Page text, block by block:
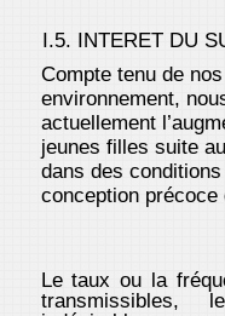
I.5. INTERET DU
Compte tenu de
environnement,
actuellement
jeunes filles suite
dans des
conception
Le taux ou la
transmissibles,